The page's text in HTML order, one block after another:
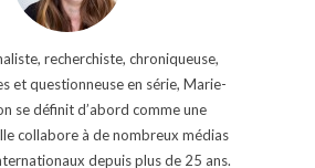
recherchiste, chroniqueuse,
et questionneuse en série, Marie-
se définit d’abord comme une
collabore à de nombreux médias
depuis plus de 25 ans.